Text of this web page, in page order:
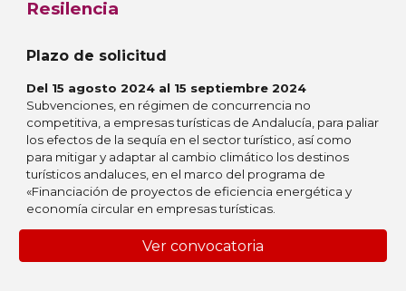
Resilencia
Plazo de solicitud
Del 15 agosto 2024 al 15 septiembre 2024
Subvenciones, en régimen de concurrencia no
competitiva, a empresas turísticas de Andalucía, para paliar
los efectos de la sequía en el sector turístico, así como
para mitigar y adaptar al cambio climático los destinos
turísticos andaluces, en el marco del programa de
«Financiación de proyectos de eficiencia energética y
economía circular en empresas turísticas.
Ver convocatoria